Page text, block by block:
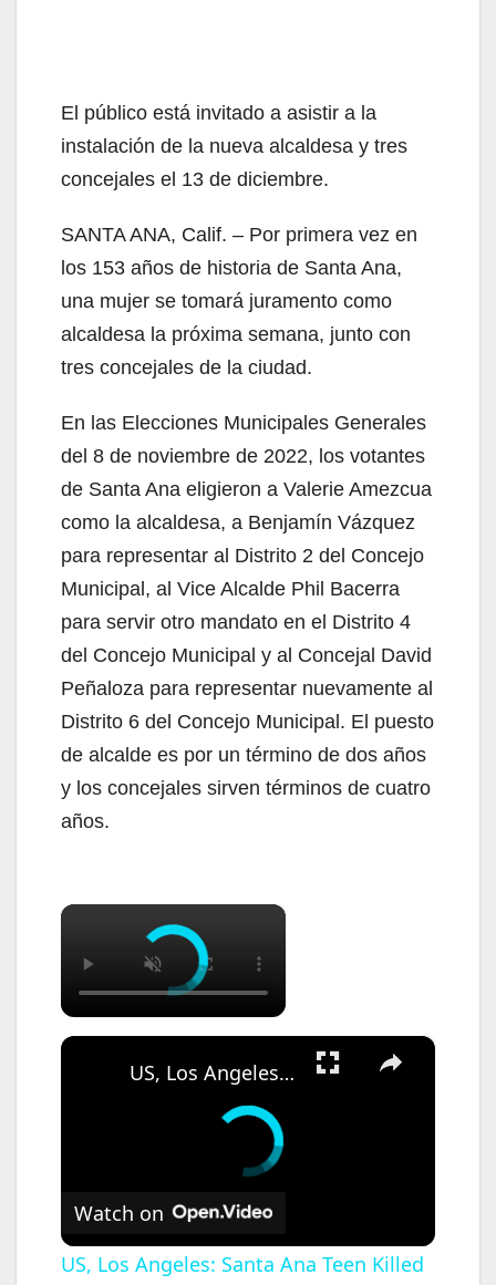
El público está invitado a asistir a la
instalación de la nueva alcaldesa y tres
concejales el 13 de diciembre.
SANTA ANA, Calif. – Por primera vez en
los 153 años de historia de Santa Ana,
una mujer se tomará juramento como
alcaldesa la próxima semana, junto con
tres concejales de la ciudad.
En las Elecciones Municipales Generales
del 8 de noviembre de 2022, los votantes
de Santa Ana eligieron a Valerie Amezcua
como la alcaldesa, a Benjamín Vázquez
para representar al Distrito 2 del Concejo
Municipal, al Vice Alcalde Phil Bacerra
para servir otro mandato en el Distrito 4
del Concejo Municipal y al Concejal David
Peñaloza para representar nuevamente al
Distrito 6 del Concejo Municipal. El puesto
de alcalde es por un término de dos años
y los concejales sirven términos de cuatro
años.
×
×
US, Los Angeles: Santa Ana Teen Killed In Officer Involved Shooting Sound On Tape Part 1.
Watch on
US, Los Angeles: Santa Ana Teen Killed